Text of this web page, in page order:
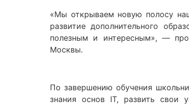
«Мы открываем новую полосу
развитие дополнительного
полезным и интересным», —
Москвы.
По завершению обучения
знания основ IT, развить свои